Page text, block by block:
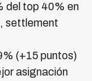
del top 40% en
settlement
(+15 puntos)
asignación